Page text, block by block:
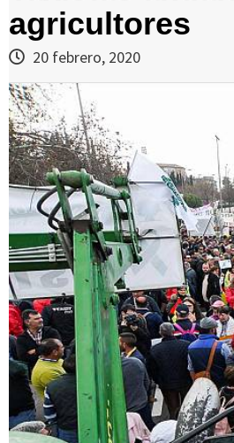
agricultores
20 febrero, 2020